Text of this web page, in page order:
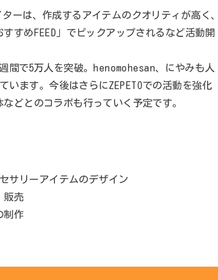
ーは、作成するアイテムのクオリティが高く、
すめFEED」でピックアップされるなど活動開
間で5万人を突破。henomohesan、にやみも人
ます。今後はさらにZEPETOでの活動を強化
どとのコラボも行っていく予定です。
サリーアイテムのデザイン
販売
制作